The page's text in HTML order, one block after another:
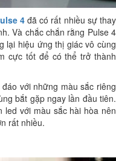
4đã có rất nhiều sự thay
Và chắc chắn rằng Pulse 4
lại hiệu ứng thị giác vô cùng
cực tốt để có thể trở thành
với những màu sắc riêng
bắt gặp ngay lần đầu tiên.
led với màu sắc hài hòa nên
rất nhiều.